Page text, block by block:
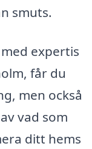
smuts.
expertis
får du
men också
vad som
ditt hems